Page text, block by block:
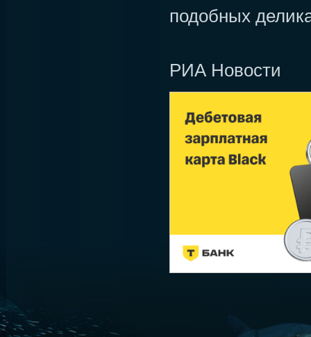
подобных
РИА Новости